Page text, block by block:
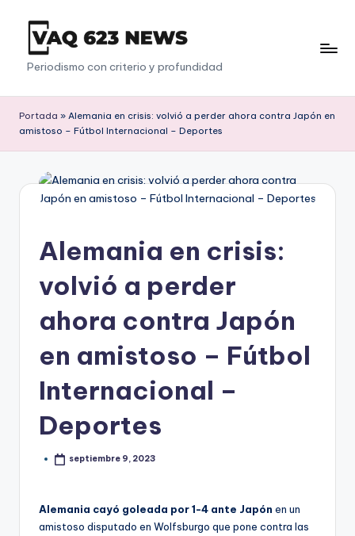
Saltar
contenido
V
a
q
6
Periodismo con criterio y profundidad
Portada » Alemania en crisis: volvió a perder ahora contra Japón en
amistoso – Fútbol Internacional – Deportes
Alemania en crisis:
volvió a perder
ahora contra Japón
en amistoso – Fútbol
Internacional –
Deportes
septiembre 9, 2023
Alemania cayó goleada por 1-4 ante Japón en un
amistoso disputado en Wolfsburgo que pone contra las